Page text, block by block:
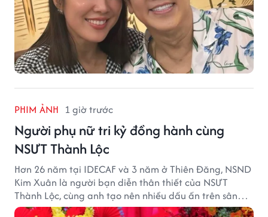
PHIM ẢNH 1 giờ trước
Người phụ nữ tri kỷ đồng hành cùng
NSƯT Thành Lộc
Hơn 26 năm tại IDECAF và 3 năm ở Thiên Đăng, NSND
Kim Xuân là người bạn diễn thân thiết của NSƯT
Thành Lộc, cùng anh tạo nên nhiều dấu ấn trên sân
khấu.